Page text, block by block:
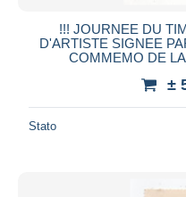
!!! JOURNEE DU
D'ARTISTE SIGNEE
COMMEMO DE
±
Stato